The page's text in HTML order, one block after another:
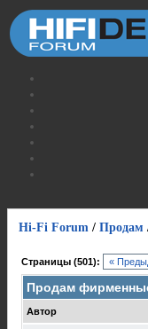
Hi-Fi Forum / Продам
Страницы (501): «
Продам
Автор